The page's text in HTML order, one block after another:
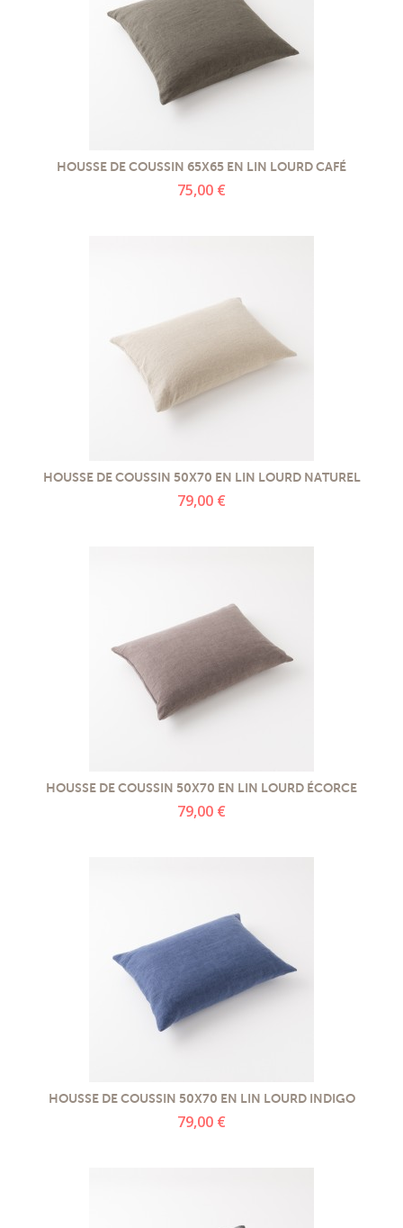
HOUSSE DE COUSSIN 65X65 EN LIN LOURD CAFÉ
75,00 €
HOUSSE DE COUSSIN 50X70 EN LIN LOURD NATUREL
79,00 €
HOUSSE DE COUSSIN 50X70 EN LIN LOURD ÉCORCE
79,00 €
HOUSSE DE COUSSIN 50X70 EN LIN LOURD INDIGO
79,00 €